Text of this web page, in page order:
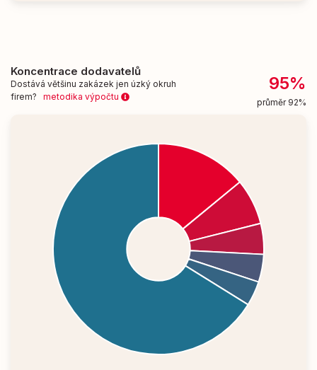
Koncentrace dodavatelů
Dostává většinu zakázek jen úzký okruh
firem? metodika výpočtu
95%
průměr 92%